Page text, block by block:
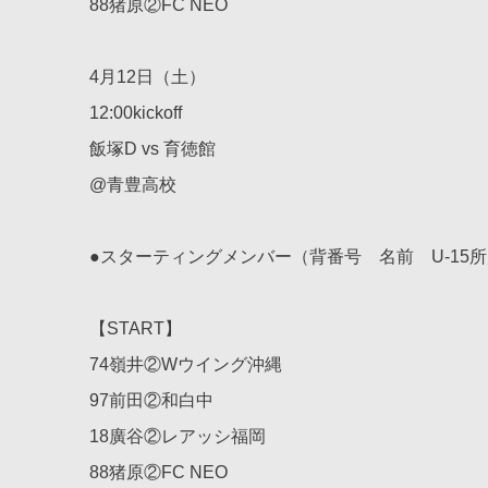
88猪原②FC NEO
4月12日（土）
12:00kickoff
飯塚D vs 育徳館
@青豊高校
●スターティングメンバー（背番号 名前 U-15
【START】
74嶺井②Wウイング沖縄
97前田②和白中
18廣谷②レアッシ福岡
88猪原②FC NEO